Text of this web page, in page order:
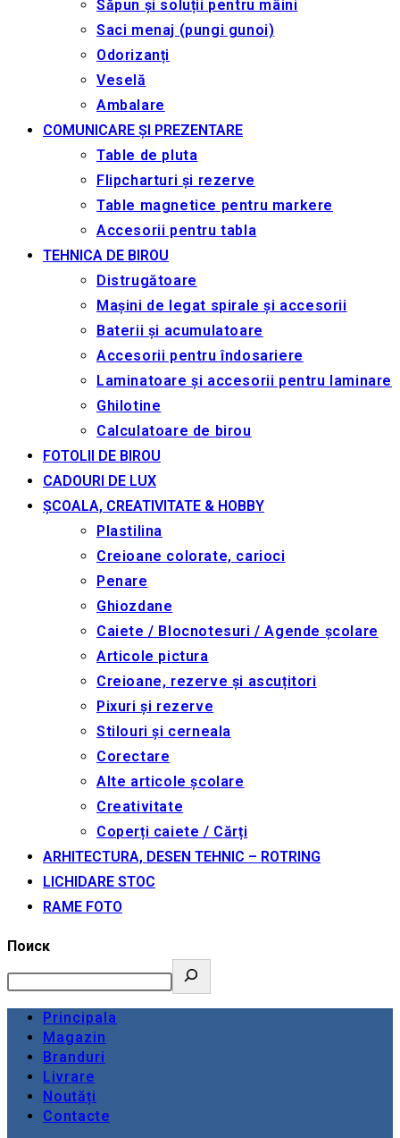
Săpun și soluții pentru mâini
Saci menaj (pungi gunoi)
Odorizanți
Veselă
Ambalare
COMUNICARE ȘI PREZENTARE
Table de pluta
Flipcharturi și rezerve
Table magnetice pentru markere
Accesorii pentru tabla
TEHNICA DE BIROU
Distrugătoare
Mașini de legat spirale și accesorii
Baterii și acumulatoare
Accesorii pentru îndosariere
Laminatoare și accesorii pentru laminare
Ghilotine
Calculatoare de birou
FOTOLII DE BIROU
CADOURI DE LUX
ȘCOALA, CREATIVITATE & HOBBY
Plastilina
Creioane colorate, carioci
Penare
Ghiozdane
Caiete / Blocnotesuri / Agende școlare
Articole pictura
Creioane, rezerve și ascuțitori
Pixuri și rezerve
Stilouri și cerneala
Corectare
Alte articole școlare
Creativitate
Coperți caiete / Cărți
ARHITECTURA, DESEN TEHNIC – ROTRING
LICHIDARE STOC
RAME FOTO
Поиск
Principala
Magazin
Branduri
Livrare
Noutăți
Contacte